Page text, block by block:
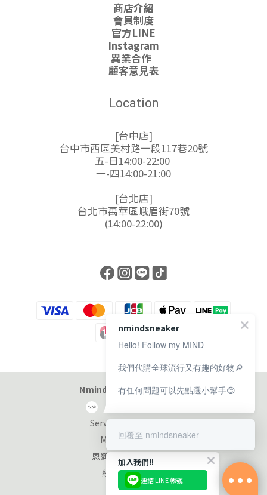
商店介紹
會員制度
官方LINE
Instagram
異業合作
顧客意見表
Location
[台中店]
台中市西區美村路一段117巷20號
五-日14:00-22:00
一-四14:00-21:00
[台北店]
台北市萬華區峨眉街70號
(14:00-22:00)
Nmind Sneaker 恩邁選貨店
Service at 11:00-19:00
Monday-Sunday
恩邁國際股份有限公司
統編：90353953
加入我們!!
連結 LINE 帳號
nmindsneaker
Hello! Follow my MIND
我們代購全球流行又有趣的好物🔎
有任何問題可以先點選小幫手😊
回覆至 nmindsneaker